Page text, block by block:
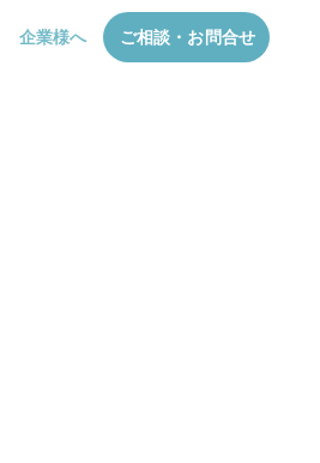
企業様へ ご相談・お問合せ